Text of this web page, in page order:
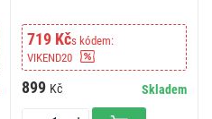
719 Kčs kódem:
VIKEND20
899 Kč Skladem